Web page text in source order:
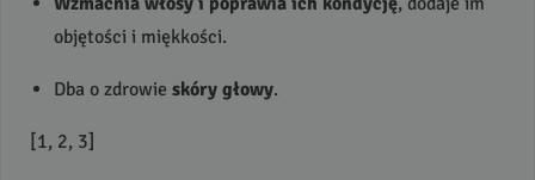
objętości i miękkości.
Dba o zdrowie skóry głowy.
[1, 2, 3]